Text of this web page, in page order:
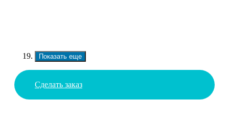
Показать еще
Сделать заказ